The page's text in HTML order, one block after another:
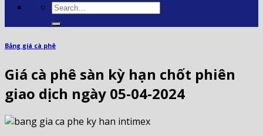
Bảng giá cà phê
Giá cà phê sàn kỳ hạn chốt phiên
giao dịch ngày 05-04-2024